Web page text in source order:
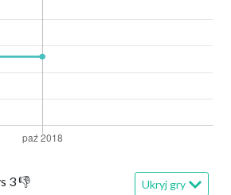
3👎 Ukryj gry